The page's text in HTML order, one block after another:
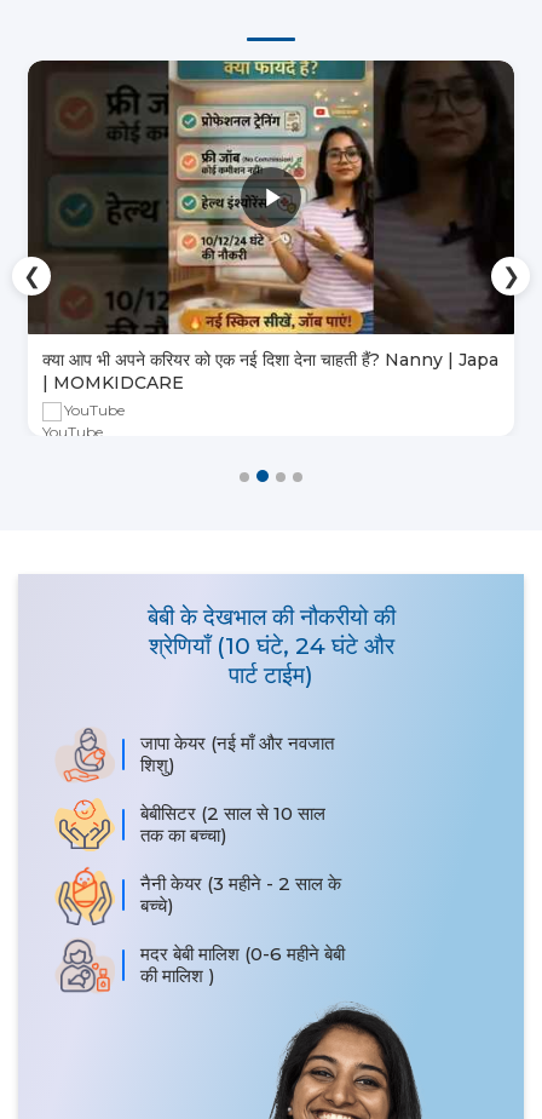
क्या आप भी अपने करियर को एक नई दिशा देना चाहती हैं? Nanny | Japa
| MOMKIDCARE
YouTube
❮ ❯
बेबी के देखभाल की नौकरीयो की
श्रेणियाँ (10 घंटे, 24 घंटे और
पार्ट टाईम)
जापा केयर (नई माँ और नवजात
शिशु)
बेबीसिटर (2 साल से 10 साल
तक का बच्चा)
नैनी केयर (3 महीने - 2 साल के
बच्चे)
मदर बेबी मालिश (0-6 महीने बेबी
की मालिश )